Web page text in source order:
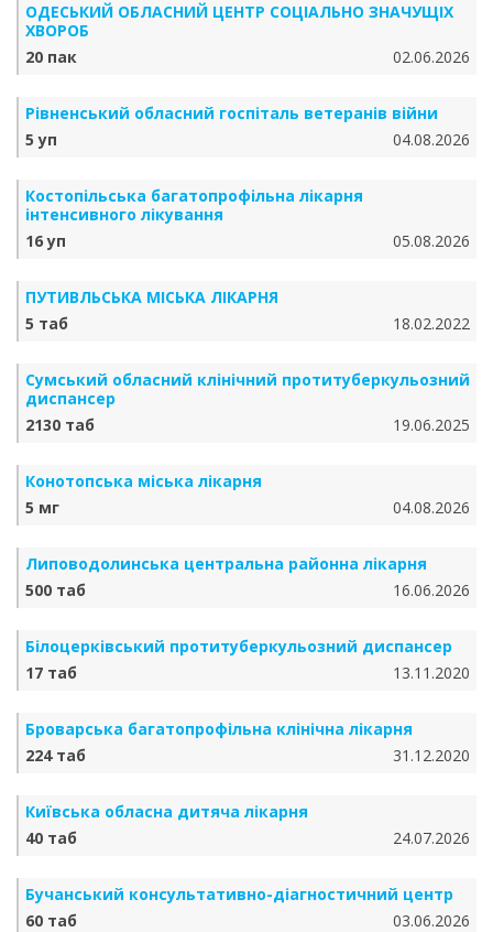
ОДЕСЬКИЙ ОБЛАСНИЙ ЦЕНТР СОЦІАЛЬНО ЗНАЧУЩІХ
ХВОРОБ
20 пак
02.06.2026
Рівненський обласний госпіталь ветеранів війни
5 уп
04.08.2026
Костопільська багатопрофільна лікарня
інтенсивного лікування
16 уп
05.08.2026
ПУТИВЛЬСЬКА МІСЬКА ЛІКАРНЯ
5 таб
18.02.2022
Сумський обласний клінічний протитуберкульозний
диспансер
2130 таб
19.06.2025
Конотопська міська лікарня
5 мг
04.08.2026
Липоводолинська центральна районна лікарня
500 таб
16.06.2026
Білоцерківський протитуберкульозний диспансер
17 таб
13.11.2020
Броварська багатопрофільна клінічна лікарня
224 таб
31.12.2020
Київська обласна дитяча лікарня
40 таб
24.07.2026
Бучанський консультативно-діагностичний центр
60 таб
03.06.2026